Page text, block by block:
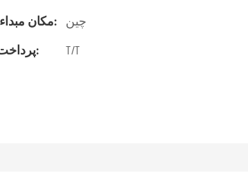
مکان مبداء1:
چین
پرداخت:
T/T